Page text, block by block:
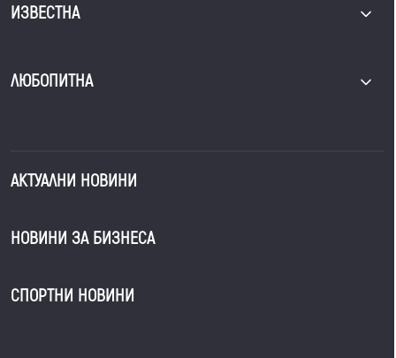
ИЗВЕСТНА
ЛЮБОПИТНА
АКТУАЛНИ НОВИНИ
НОВИНИ ЗА БИЗНЕСА
СПОРТНИ НОВИНИ